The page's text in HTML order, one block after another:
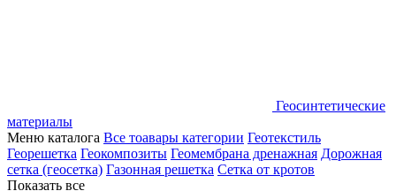
Геосинтетические
материалы
Меню каталога Все тоавары категории Геотекстиль
Георешетка Геокомпозиты Геомембрана дренажная Дорожная
сетка (геосетка) Газонная решетка Сетка от кротов
Показать все